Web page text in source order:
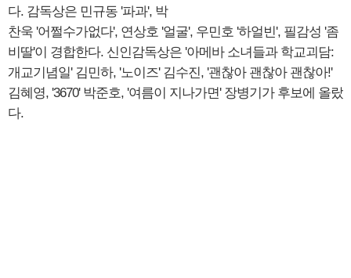
다. 감독상은 민규동 '파과', 박
찬욱 '어쩔수가없다', 연상호 '얼굴', 우민호 '하얼빈', 필감성 '좀
비딸'이 경합한다. 신인감독상은 '아메바 소녀들과 학교괴담:
개교기념일' 김민하, '노이즈' 김수진, '괜찮아 괜찮아 괜찮아!'
김혜영, '3670' 박준호, '여름이 지나가면' 장병기가 후보에 올랐
다.